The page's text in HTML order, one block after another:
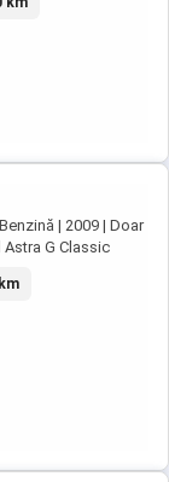
carlig
oglinda
electrice
fabrica Volan piele
| 2009 | Doar
G Classic
are doar
pentru vârsta ei,
un autoturism
fabricație: ...